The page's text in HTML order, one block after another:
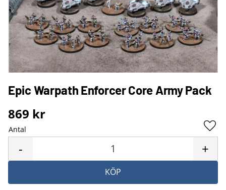
Epic Warpath Enforcer Core Army Pack
869 kr
Antal
+
-
KÖP